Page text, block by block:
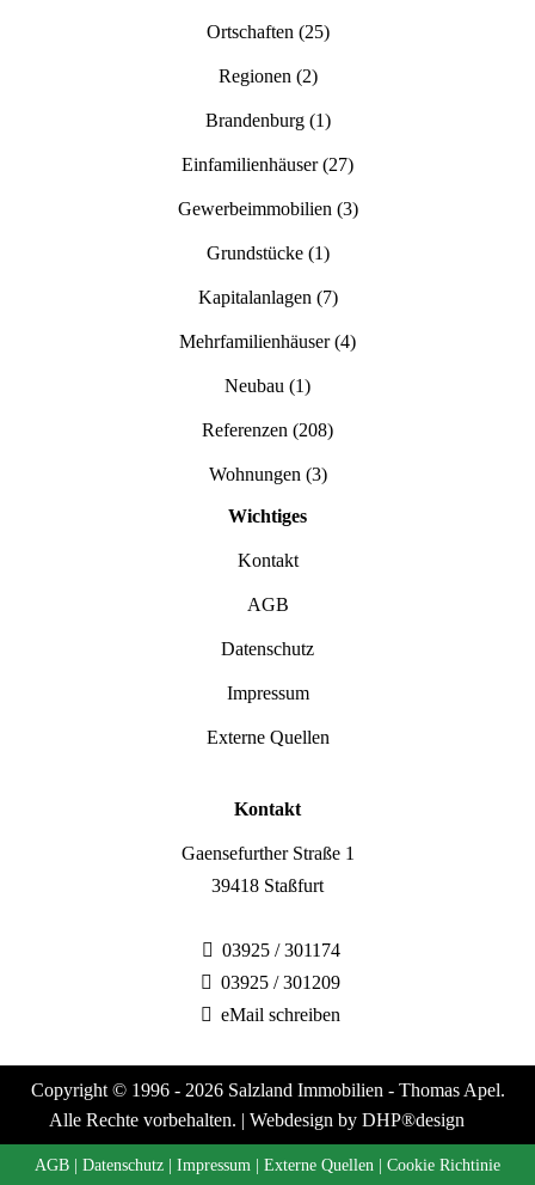
Ortschaften (25)
Regionen (2)
Brandenburg(1)
Einfamilienhäuser(27)
Gewerbeimmobilien (3)
Grundstücke(1)
Kapitalanlagen (7)
Mehrfamilienhäuser(4)
Neubau (1)
Referenzen (208)
Wohnungen (3)
Wichtiges
Kontakt
AGB
Datenschutz
Impressum
Externe Quellen
Kontakt
Gaensefurther Straße 1
39418 Staßfurt
03925 / 301174
03925 / 301209
eMail schreiben
Copyright © 1996 - 2026 Salzland Immobilien - Thomas Apel.
Alle Rechte vorbehalten. | Webdesign by DHP®design
AGB Datenschutz Impressum Externe Quellen Cookie Richtinie